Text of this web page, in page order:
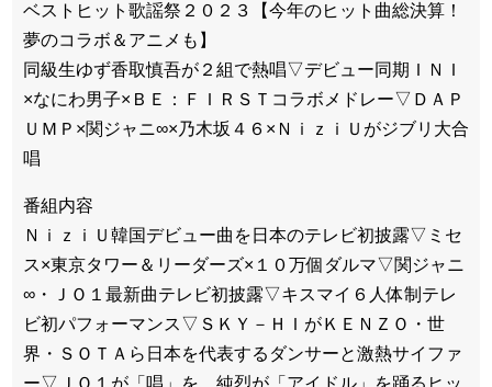
ベストヒット歌謡祭２０２３【今年のヒット曲総決算！
夢のコラボ＆アニメも】
同級生ゆず香取慎吾が２組で熱唱▽デビュー同期ＩＮＩ
×なにわ男子×ＢＥ：ＦＩＲＳＴコラボメドレー▽ＤＡＰ
ＵＭＰ×関ジャニ∞×乃木坂４６×ＮｉｚｉＵがジブリ大合
唱
番組内容
ＮｉｚｉＵ韓国デビュー曲を日本のテレビ初披露▽ミセ
ス×東京タワー＆リーダーズ×１０万個ダルマ▽関ジャニ
∞・ＪＯ１最新曲テレビ初披露▽キスマイ６人体制テレ
ビ初パフォーマンス▽ＳＫＹ－ＨＩがＫＥＮＺＯ・世
界・ＳＯＴＡら日本を代表するダンサーと激熱サイファ